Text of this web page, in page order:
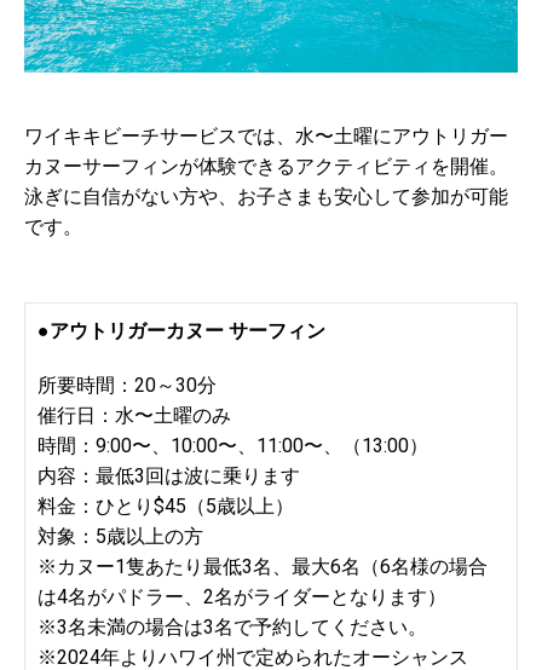
ワイキキビーチサービスでは、水〜土曜にアウトリガー
カヌーサーフィンが体験できるアクティビティを開催。
泳ぎに自信がない方や、お子さまも安心して参加が可能
です。
●アウトリガーカヌー サーフィン
所要時間：20～30分
催行日：水〜土曜のみ
時間：9:00〜、10:00〜、11:00〜、（13:00）
内容：最低3回は波に乗ります
料金：ひとり$45（5歳以上）
対象：5歳以上の方
※カヌー1隻あたり最低3名、最大6名（6名様の場合
は4名がパドラー、2名がライダーとなります）
※3名未満の場合は3名で予約してください。
※2024年よりハワイ州で定められたオーシャンス